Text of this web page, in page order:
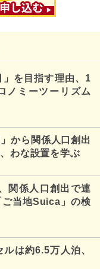
を目指す理由、1
ノミーツーリズム
から関係人口創出
わな設置を学ぶ
関係人口創出で連
当地Suica」の検
は約6.5万人泊、